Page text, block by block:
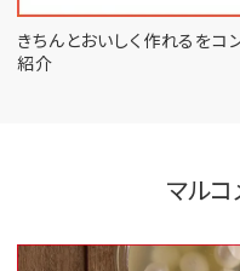
きちんとおいしく作れるをコ
紹介
マルコ